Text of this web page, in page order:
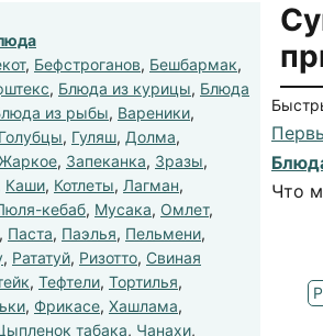
, Бефстроганов, Бешбармак,
, Блюда из курицы, Блюда
из рыбы, Вареники,
Голубцы, Гуляш, Долма,
Жаркое, Запеканка, Зразы,
Каши, Котлеты, Лагман,
кебаб, Мусака, Омлет,
, Паста, Паэлья, Пельмени,
, Рататуй, Ризотто, Свиная
, Тефтели, Тортилья,
, Фрикасе, Хашлама,
табака, Чанахи,
Что